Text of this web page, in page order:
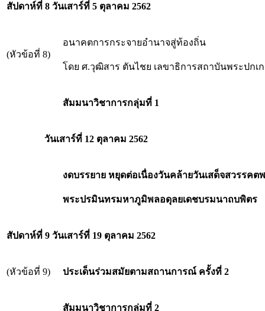
สัปดาห์ที่ 8 วันเสาร์ที่ 5 ตุลาคม 2562
(หัวข้อที่ 8)
อนาคตการกระจายอำนาจสู่ท้องถิ่น
โดย ศ.วุฒิสาร ตันไชย เลขาธิการสถาบันพระปกเ
สัมมนาวิชาการกลุ่มที่ 1
วันเสาร์ที่ 12 ตุลาคม 2562
งดบรรยาย หยุดต่อเนื่องวันคล้ายวันเสด็จสวรรคต
พระปรมินทรมหาภูมิพลอดุลยเดชบรมนาถบพิตร
สัปดาห์ที่ 9 วันเสาร์ที่ 19 ตุลาคม 2562
(หัวข้อที่ 9) ประเด็นร่วมสมัยตามสถานการณ์ ครั้งที่ 2
สัมมนาวิชาการกลุ่มที่ 2